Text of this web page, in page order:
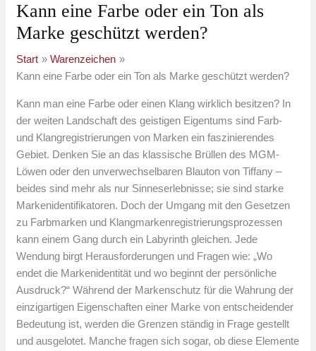
Kann eine Farbe oder ein Ton als
Marke geschützt werden?
Start
Warenzeichen
Kann eine Farbe oder ein Ton als Marke geschützt werden?
Kann man eine Farbe oder einen Klang wirklich besitzen? In
der weiten Landschaft des geistigen Eigentums sind Farb-
und Klangregistrierungen von Marken ein faszinierendes
Gebiet. Denken Sie an das klassische Brüllen des MGM-
Löwen oder den unverwechselbaren Blauton von Tiffany –
beides sind mehr als nur Sinneserlebnisse; sie sind starke
Markenidentifikatoren. Doch der Umgang mit den Gesetzen
zu Farbmarken und Klangmarkenregistrierungsprozessen
kann einem Gang durch ein Labyrinth gleichen. Jede
Wendung birgt Herausforderungen und Fragen wie: „Wo
endet die Markenidentität und wo beginnt der persönliche
Ausdruck?“ Während der Markenschutz für die Wahrung der
einzigartigen Eigenschaften einer Marke von entscheidender
Bedeutung ist, werden die Grenzen ständig in Frage gestellt
und ausgelotet. Manche fragen sich sogar, ob diese Elemente